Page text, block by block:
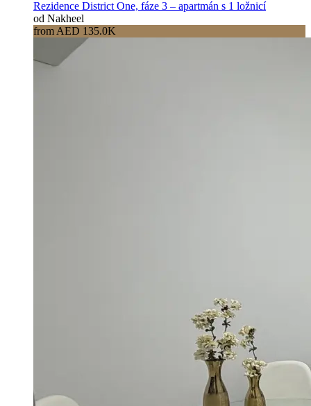
Rezidence District One, fáze 3 – apartmán s 1 ložnicí
od Nakheel
from AED 135.0K